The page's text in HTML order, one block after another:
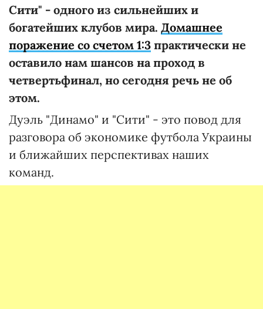
Сити" - одного из сильнейших и
богатейших клубов мира. Домашнее
поражение со счетом 1:3 практически не
оставило нам шансов на проход в
четвертьфинал, но сегодня речь не об
этом.
Дуэль "Динамо" и "Сити" - это повод для
разговора об экономике футбола Украины
и ближайших перспективах наших
команд.